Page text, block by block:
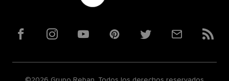
FacebookInstagramYouTubePinterestTwitterCorreoRSS